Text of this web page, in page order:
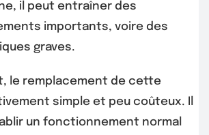
il peut entraîner des
importants, voire des
graves.
le remplacement de cette
simple et peu coûteux. Il
un fonctionnement normal